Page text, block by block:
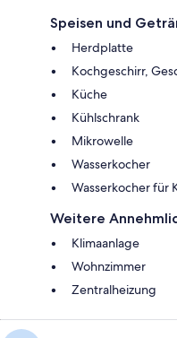
Speisen und
Herdplatte
Kochgeschirr,
Küche
Kühlschrank
Mikrowelle
Wasserkocher
Wasserkocher für
Weitere
Klimaanlage
Wohnzimmer
Zentralheizung